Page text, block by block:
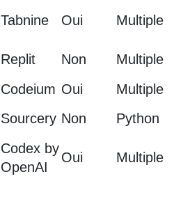
Tabnine Oui Multiple
Replit Non Multiple
Codeium Oui Multiple
Sourcery Non Python
Codex by
OpenAI
Oui Multiple